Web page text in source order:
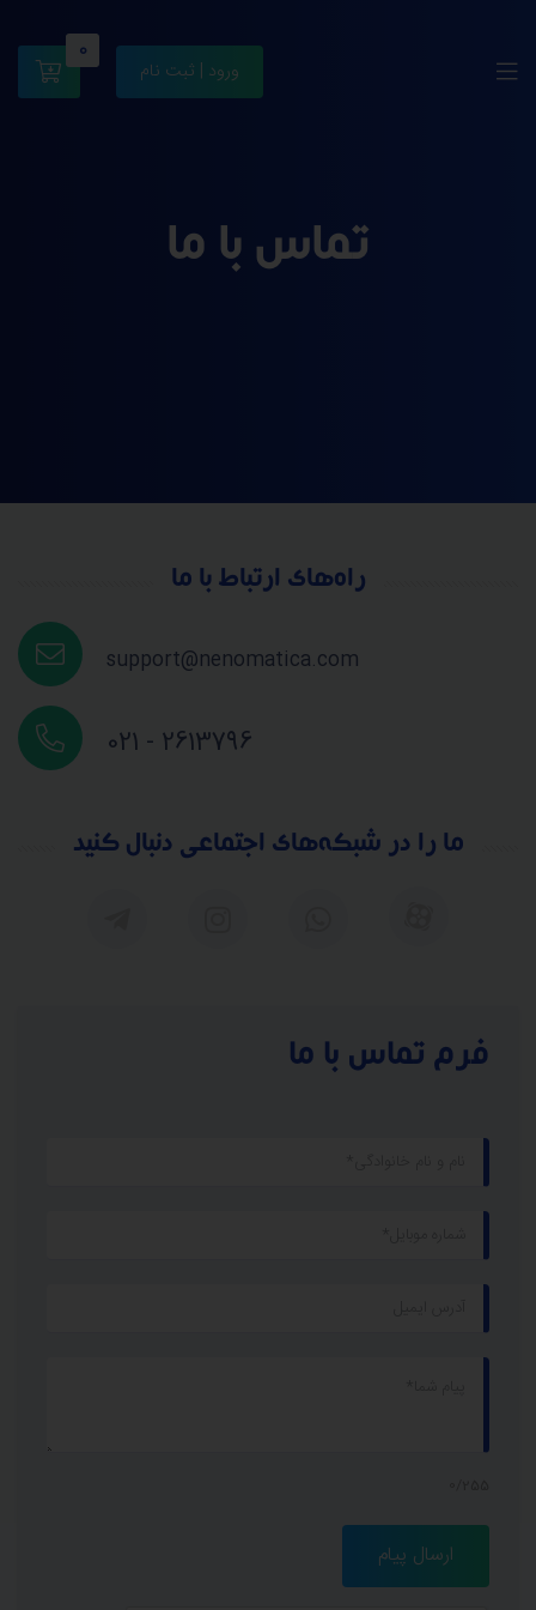
ورود | ثبت نام
0
تماس با ما
راه‌های ارتباط با ما
support@nenomatica.com
021 - 2613796
ما را در شبکه‌های اجتماعی دنبال کنید
فرم تماس با ما
ارسال پیام